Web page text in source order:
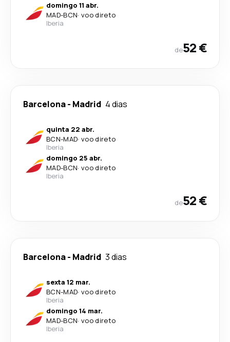
domingo 11 abr.
MAD-BCN· voo direto
Iberia
de52 €
Barcelona- Madrid 4 dias
quinta 22 abr.
BCN-MAD· voo direto
Iberia
domingo 25 abr.
MAD-BCN· voo direto
Iberia
de52 €
Barcelona- Madrid 3 dias
sexta 12 mar.
BCN-MAD· voo direto
Iberia
domingo 14 mar.
MAD-BCN· voo direto
Iberia